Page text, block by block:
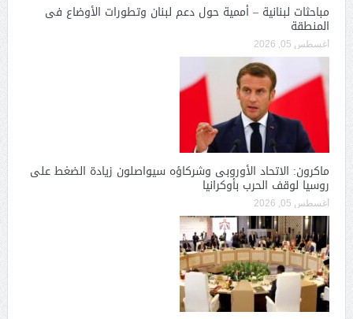
مباحثات لبنانية – أممية حول دعم لبنان وتطورات الأوضاع فى
المنطقة
أغسطس 05, 2026
ماكرون: الاتحاد الأوروبى وشركاؤه سيواصلون زيادة الضغط على
روسيا لوقف الحرب بأوكرانيا
أغسطس 05, 2026